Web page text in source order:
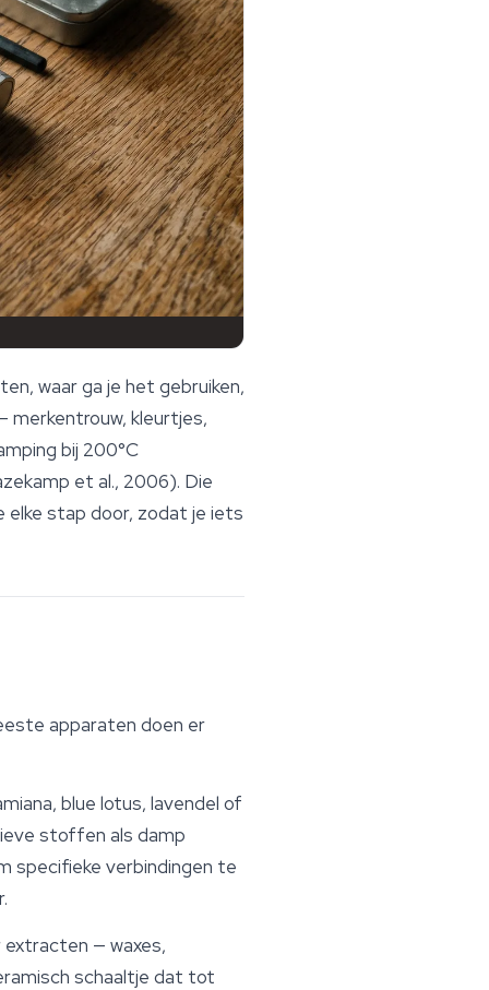
waar ga je het gebruiken,
merkentrouw, kleurtjes,
bij 200°C
et al., 2006). Die
elke stap door, zodat je iets
apparaten doen er
blue lotus, lavendel of
stoffen als damp
specifieke verbindingen te
— waxes,
schaaltje dat tot